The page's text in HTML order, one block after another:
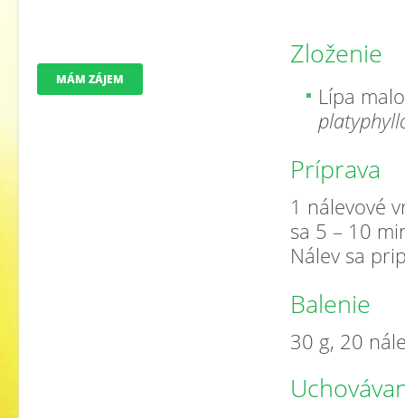
Zloženie
Lípa
Príprava
1 nálevové
sa 5 – 10
Nálev sa
Balenie
30 g, 20
MÁM ZÁJEM